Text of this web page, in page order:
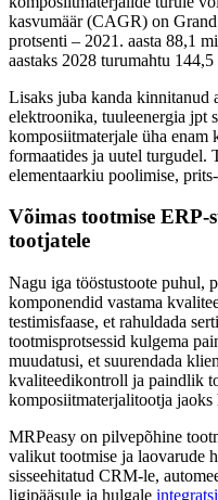
kasvumäär (CAGR) on
protsenti – 2021. aasta 88,1
aastaks 2028 turumahtu
Lisaks juba kanda kinnitanud
elektroonika, tuuleenergia jpt
komposiitmaterjale üha enam
formaatides ja uutel turgudel.
elementaarkiu poolimise,
Võimas tootmise ERP-
tootjatele
Nagu iga tööstustoote puhul,
komponendid vastama
testimisfaase, et rahuldada
tootmisprotsessid kulgema
muudatusi, et suurendada
kvaliteedikontroll ja paindlik
komposiitmaterjalitootja
MRPeasy on pilvepõhine
valikut tootmise ja laovarude
sisseehitatud CRM-le,
ligipääsule ja hulgale